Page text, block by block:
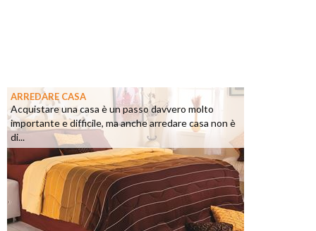
ARREDARE CASA
Acquistare una casa è un passo davvero molto
importante e difficile, ma anche arredare casa non è
di...